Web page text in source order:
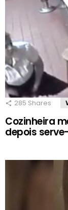
285 Shares
Cozinheira
depois